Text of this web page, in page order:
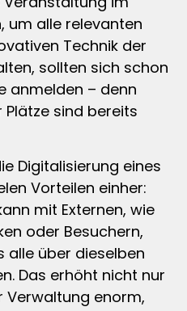
um alle relevanten
Technik der
sollten sich schon
anmelden – denn
sind bereits
Digitalisierung eines
Vorteilen einher:
mit Externen, wie
oder Besuchern,
alle über dieselben
Das erhöht nicht nur
Verwaltung enorm,